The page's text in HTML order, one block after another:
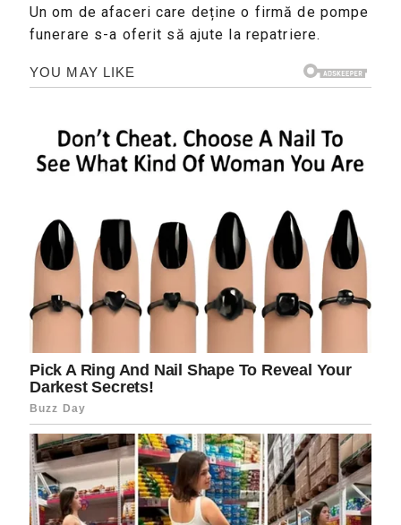
Un om de afaceri care deține o firmă de pompe
funerare s-a oferit să ajute la repatriere.